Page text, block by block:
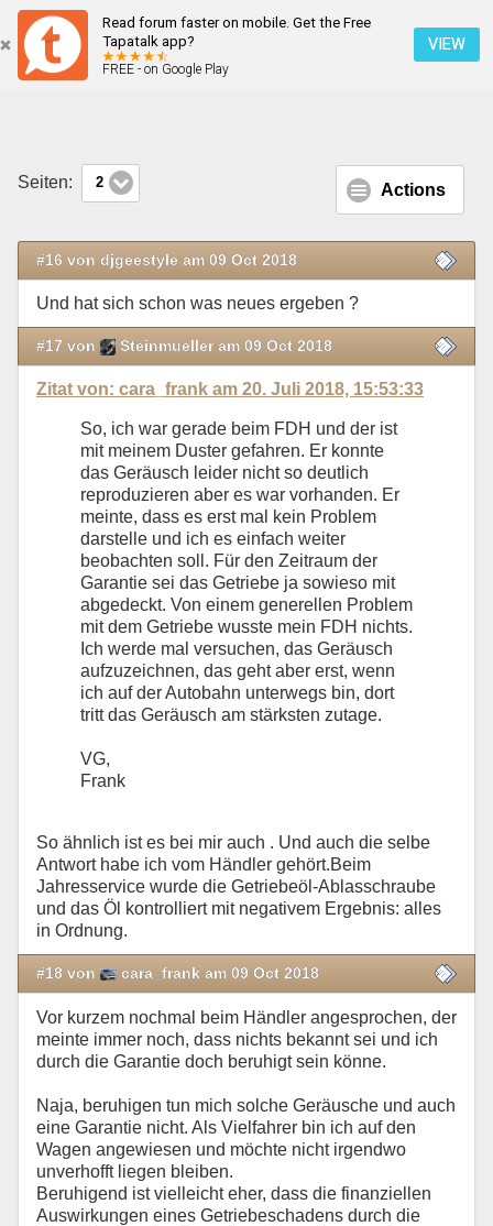
Read forum faster on mobile. Get the Free
Tapatalk app?
FREE - on Google Play
VIEW
Pfeifen ab 90 km/h
Seiten: 2 Actions
#16 von djgeestyle am 09 Oct 2018
Und hat sich schon was neues ergeben ?
#17 von Steinmueller am 09 Oct 2018
Zitat von: cara_frank am 20. Juli 2018, 15:53:33
So, ich war gerade beim FDH und der ist
mit meinem Duster gefahren. Er konnte
das Geräusch leider nicht so deutlich
reproduzieren aber es war vorhanden. Er
meinte, dass es erst mal kein Problem
darstelle und ich es einfach weiter
beobachten soll. Für den Zeitraum der
Garantie sei das Getriebe ja sowieso mit
abgedeckt. Von einem generellen Problem
mit dem Getriebe wusste mein FDH nichts.
Ich werde mal versuchen, das Geräusch
aufzuzeichnen, das geht aber erst, wenn
ich auf der Autobahn unterwegs bin, dort
tritt das Geräusch am stärksten zutage.
VG,
Frank
So ähnlich ist es bei mir auch . Und auch die selbe
Antwort habe ich vom Händler gehört.Beim
Jahresservice wurde die Getriebeöl-Ablasschraube
und das Öl kontrolliert mit negativem Ergebnis: alles
in Ordnung.
#18 von cara_frank am 09 Oct 2018
Vor kurzem nochmal beim Händler angesprochen, der
meinte immer noch, dass nichts bekannt sei und ich
durch die Garantie doch beruhigt sein könne.
Naja, beruhigen tun mich solche Geräusche und auch
eine Garantie nicht. Als Vielfahrer bin ich auf den
Wagen angewiesen und möchte nicht irgendwo
unverhofft liegen bleiben.
Beruhigend ist vielleicht eher, dass die finanziellen
Auswirkungen eines Getriebeschadens durch die